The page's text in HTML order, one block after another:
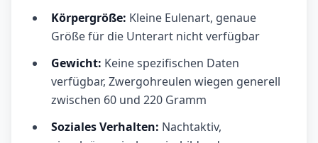
Körpergröße: Kleine Eulenart, genaue
Größe für die Unterart nicht verfügbar
Gewicht: Keine spezifischen Daten
verfügbar, Zwergohreulen wiegen generell
zwischen 60 und 220 Gramm
Soziales Verhalten: Nachtaktiv,